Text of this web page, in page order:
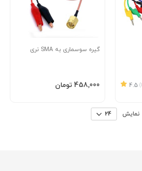
4.5
گیره سوسماری به SMA نری
‎458٬000 تومان
افزودن به سبد
نمایش